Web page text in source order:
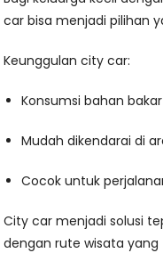
car bisa menjadi pilihan
Keunggulan city car:
Konsumsi bahan
Mudah dikendarai di
Cocok untuk
City car menjadi solusi
dengan rute wisata yang